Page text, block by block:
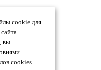
cookie для
вы
cookies.